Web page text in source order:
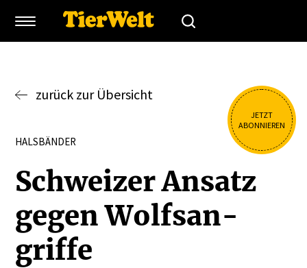
JETZT
ABONNIEREN
zurück zur Übersicht
HALSBÄNDER
Schweizer Ansatz
gegen Wolfs­an­
griffe